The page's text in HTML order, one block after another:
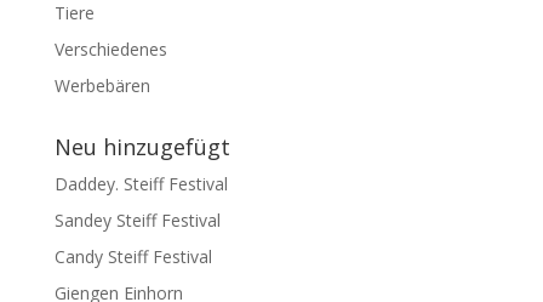
Tiere
Verschiedenes
Werbebären
Neu hinzugefügt
Daddey. Steiff Festival
Sandey Steiff Festival
Candy Steiff Festival
Giengen Einhorn